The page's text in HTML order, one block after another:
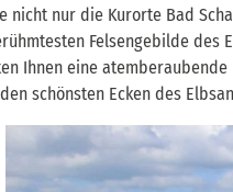
nur die Kurorte Bad
Felsengebilde
Ihnen eine
den schönsten Ecken des